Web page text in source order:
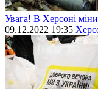
Увага! В Херсоні
09.12.2022 19:35